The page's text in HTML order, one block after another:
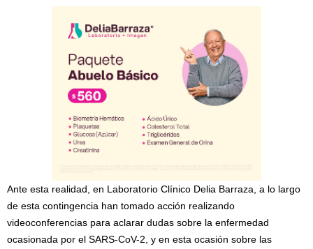
Ante esta realidad, en Laboratorio Clínico Delia Barraza, a lo largo
de esta contingencia han tomado acción realizando
videoconferencias para aclarar dudas sobre la enfermedad
ocasionada por el SARS-CoV-2, y en esta ocasión sobre las